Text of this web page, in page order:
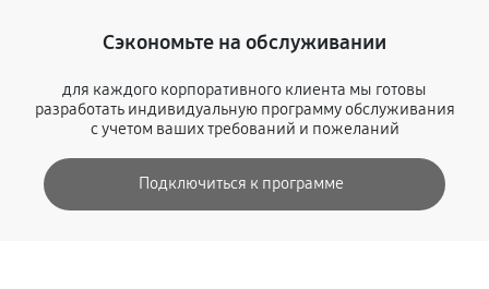
Сэкономьте на обслуживании
для каждого корпоративного клиента мы готовы
разработать индивидуальную программу обслуживания
с учетом ваших требований и пожеланий
Подключиться к программе